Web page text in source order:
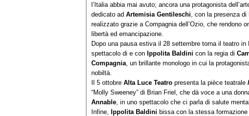
l’Italia abbia mai avuto; ancora una protagonista
dedicato ad Artemisia Gentileschi , con la presenza di
realizzato grazie a Compagnia dell’Ozio, che rendono
libertà ed emancipazione.
Dopo una pausa estiva il 28 settembre torna il teatro in
spettacolo di e con Ippolita Baldini con la regia di
Compagnia , un brillante monologo in cui la
nobiltà.
Il 5 ottobre Alta Luce Teatro presenta la pièce teatrale
“Molly Sweeney” di Brian Friel, che dà voce a una
Annable , in uno spettacolo che ci parla di salute
Infine, Ippolita Baldini bissa con la stessa